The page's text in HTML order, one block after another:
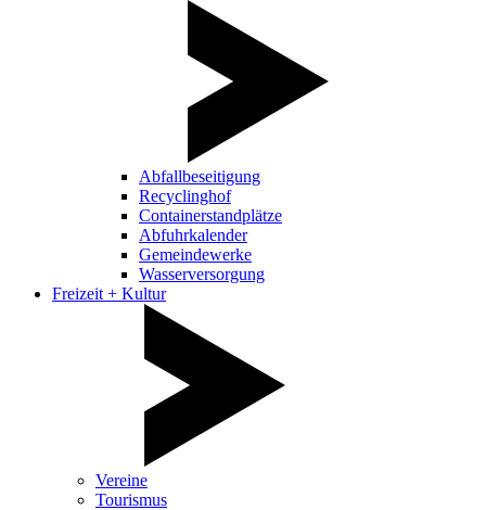
Abfallbeseitigung
Recyclinghof
Containerstandplätze
Abfuhrkalender
Gemeindewerke
Wasserversorgung
Freizeit + Kultur
Vereine
Tourismus